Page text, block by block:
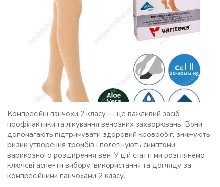
Компресійні панчохи 2 класу — це важливий засіб
профілактики та лікування венозних захворювань. Вони
допомагають підтримувати здоровий кровообіг, знижують
ризик утворення тромбів і полегшують симптоми
варикозного розширення вен. У цій статті ми розглянемо
ключові аспекти вибору, використання та догляду за
компресійними панчохами 2 класу.